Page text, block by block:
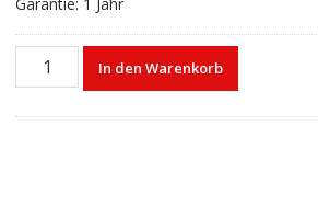
Akku
In den Warenkorb